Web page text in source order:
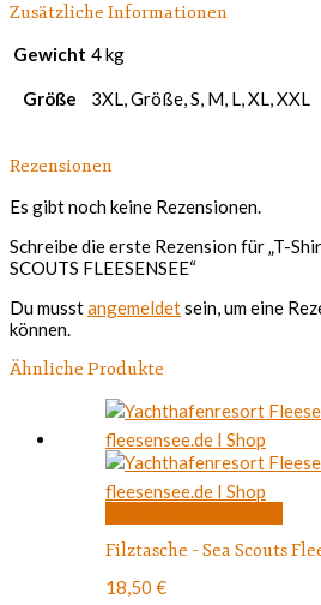
Zusätzliche Informationen
Gewicht 4 kg
Größe 3XL, Größe, S, M, L, XL, XXL
Rezensionen
Es gibt noch keine Rezensionen.
Schreibe die erste Rezension für „T-
SCOUTS FLEESENSEE“
Du musstangemeldetsein, um eine
können.
Ähnliche Produkte
Filztasche – Sea Scouts
18,50 €